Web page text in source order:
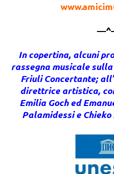
In copertina, alcuni
rassegna musicale
Friuli Concertante;
direttrice artistica,
Emilia Goch ed
Palamidessi e